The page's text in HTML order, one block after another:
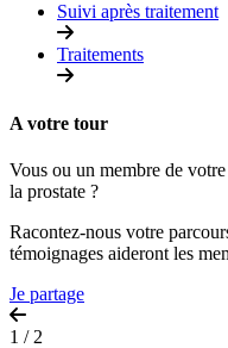
Suivi après traitement
Traitements
A votre tour
Vous ou un membre de
la prostate ?
Racontez-nous votre
témoignages aideront les
Je partage
1 / 2